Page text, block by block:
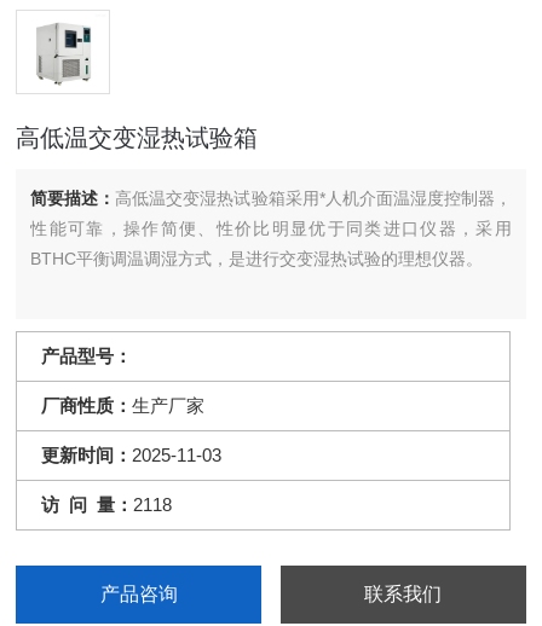
高低温交变湿热试验箱
简要描述： 高低温交变湿热试验箱采用*人机介面温湿度控制器，
性能可靠，操作简便、性价比明显优于同类进口仪器，采用
BTHC平衡调温调湿方式，是进行交变湿热试验的理想仪器。
产品型号：
厂商性质：生产厂家
更新时间： 2025-11-03
访 问 量： 2118
产品咨询 联系我们